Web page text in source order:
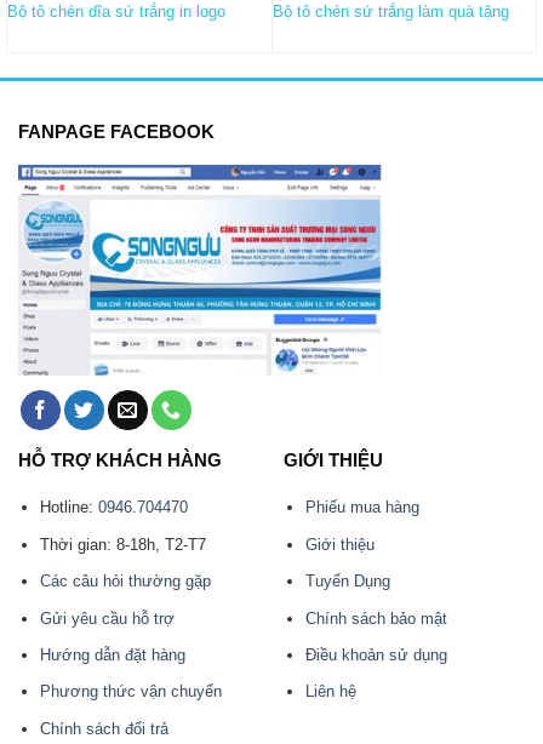
Bộ tô chén dĩa sứ trắng in logo Bộ tô chén sứ trắng làm quà tặng
FANPAGE FACEBOOK
HỖ TRỢ KHÁCH HÀNG
Hotline: 0946.704470
Thời gian: 8-18h, T2-T7
Các câu hỏi thường gặp
Gửi yêu cầu hỗ trợ
Hướng dẫn đặt hàng
Phương thức vận chuyển
Chính sách đổi trả
GIỚI THIỆU
Phiếu mua hàng
Giới thiệu
Tuyển Dụng
Chính sách bảo mật
Điều khoản sử dụng
Liên hệ